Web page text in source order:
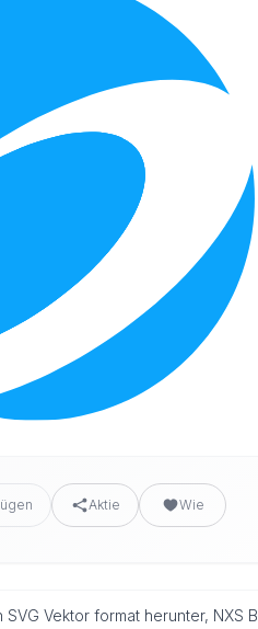
Aktie Wie
Vektor format herunter, NXS